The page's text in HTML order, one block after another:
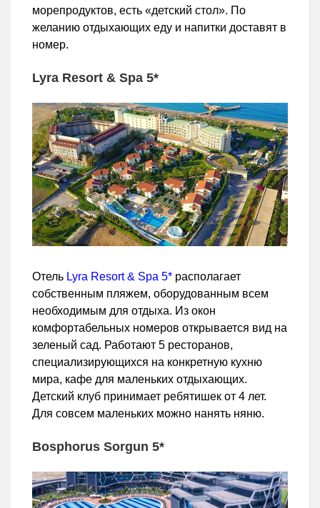
морепродуктов, есть «детский стол». По
желанию отдыхающих еду и напитки доставят в
номер.
Lyra Resort & Spa 5*
Отель Lyra Resort & Spa 5* располагает
собственным пляжем, оборудованным всем
необходимым для отдыха. Из окон
комфортабельных номеров открывается вид на
зеленый сад. Работают 5 ресторанов,
специализирующихся на конкретную кухню
мира, кафе для маленьких отдыхающих.
Детский клуб принимает ребятишек от 4 лет.
Для совсем маленьких можно нанять няню.
Bosphorus Sorgun 5*